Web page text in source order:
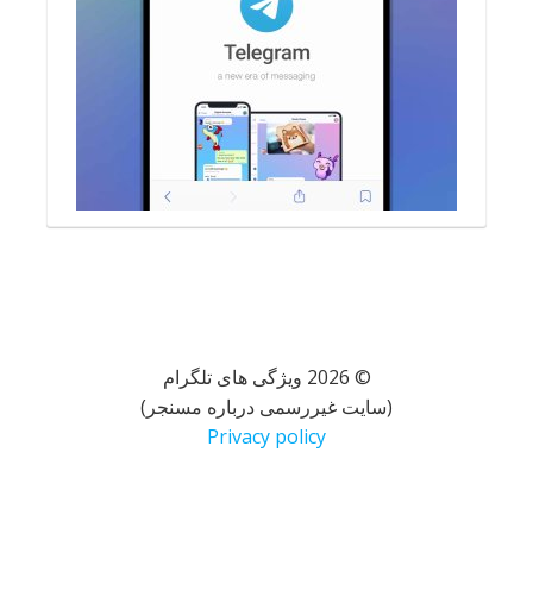
© 2026 ویژگی های تلگرام
(سایت غیررسمی درباره مسنجر)
Privacy policy